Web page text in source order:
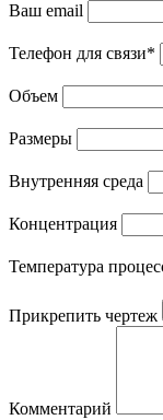
Ваш email
Телефон для связи*
Объем
Размеры
Внутренняя среда
Концентрация
Температура
Прикрепить чертеж
Комментарий